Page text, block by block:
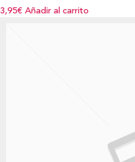
3,95€ Añadir al carrito